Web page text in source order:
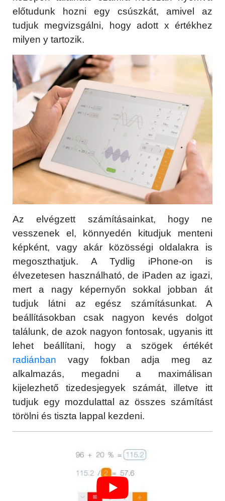
előtudunk hozni egy csúszkát, amivel az
tudjuk megvizsgálni, hogy adott x értékhez
milyen y tartozik.
Az elvégzett számításainkat, hogy ne
vesszenek el, könnyedén kitudjuk menteni
képként, vagy akár közösségi oldalakra is
megoszthatjuk. A Tydlig iPhone-on is
élvezetesen használható, de iPaden az igazi,
mert a nagy képernyőn sokkal jobban át
tudjuk látni az egész számításunkat. A
beállításokban csak nagyon kevés dolgot
találunk, de azok nagyon fontosak, ugyanis itt
lehet beállítani, hogy a szögek értékét
radiánban vagy fokban adja meg az
alkalmazás, megadni a maximálisan
kijelezhető tizedesjegyek számát, illetve itt
tudjuk egy mozdulattal az összes számítást
törölni és tiszta lappal kezdeni.